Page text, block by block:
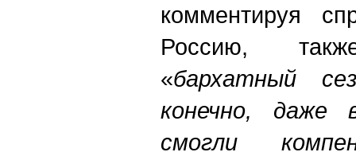
комментируя
Россию,
«бархатный
конечно, даже
смогли